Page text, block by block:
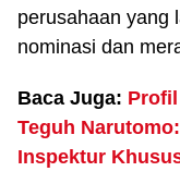
perusahaan yang
nominasi dan
Baca Juga:
Teguh
Inspektur